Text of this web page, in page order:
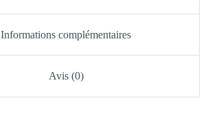
Informations complémentaires
Avis (0)